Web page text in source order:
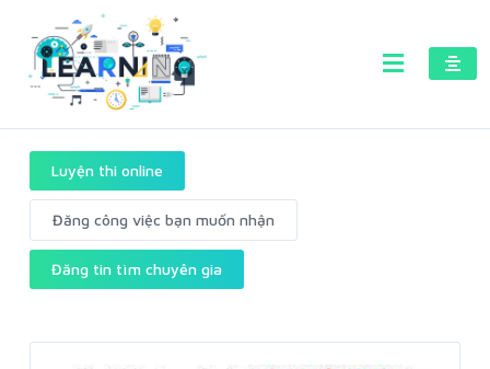
Luyện thi online
Đăng công việc bạn muốn nhận
Đăng tin tìm chuyên gia